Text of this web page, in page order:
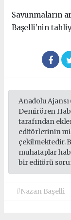
Savunmaların
Başelli’nin
Anadolu Ajansı
Demirören
tarafından
editörlerinin
çekilmektedir.
muhataplar
bir editörü
#Nazan Başelli